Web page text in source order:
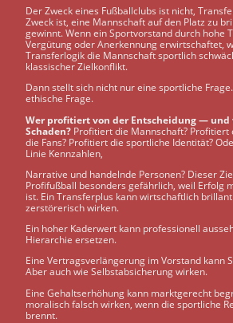
Der Zweck eines Fußballclubs ist nicht,
Zweck ist, eine Mannschaft auf den Platz zu
gewinnt. Wenn ein Sportvorstand durch hohe
Vergütung oder Anerkennung erwirtschaftet,
Transferlogik die Mannschaft sportlich
klassischer Zielkonflikt.
Dann stellt sich nicht nur eine sportliche
ethische Frage.
Wer profitiert von der Entscheidung — und
Schaden? Profitiert die Mannschaft? Profitiert
die Fans? Profitiert die sportliche Identität?
Linie Kennzahlen,
Narrative und handelnde Personen? Dieser
Profifußball besonders gefährlich, weil Erfolg
ist. Ein Transferplus kann wirtschaftlich
zerstörerisch wirken.
Ein hoher Kaderwert kann professionell
Hierarchie ersetzen.
Eine Vertragsverlängerung im Vorstand kann
Aber auch wie Selbstabsicherung wirken.
Eine Gehaltserhöhung kann marktgerecht
moralisch falsch wirken, wenn die sportliche
brennt.